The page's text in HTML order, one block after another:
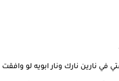
نارين نارك ونار ابويه لو